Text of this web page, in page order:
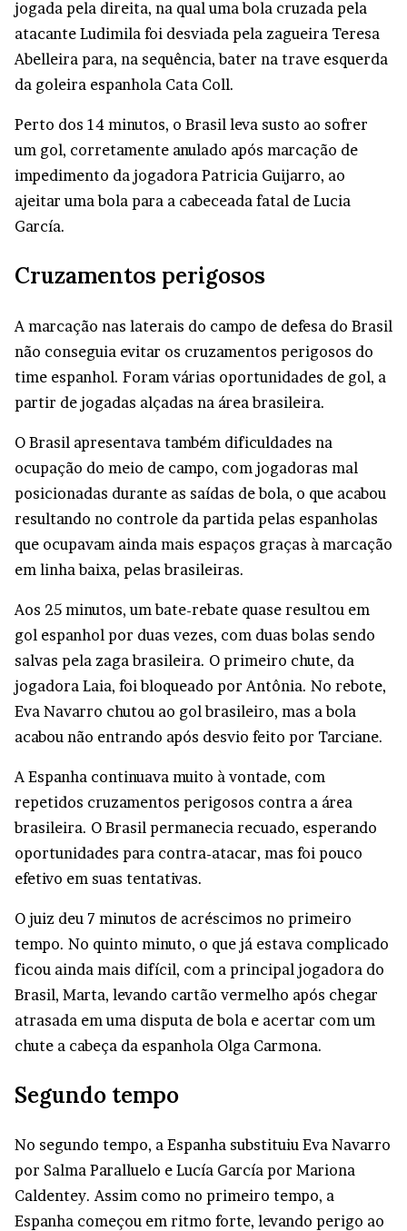
jogada pela direita, na qual uma bola cruzada pela
atacante Ludimila foi desviada pela zagueira Teresa
Abelleira para, na sequência, bater na trave esquerda
da goleira espanhola Cata Coll.
Perto dos 14 minutos, o Brasil leva susto ao sofrer
um gol, corretamente anulado após marcação de
impedimento da jogadora Patricia Guijarro, ao
ajeitar uma bola para a cabeceada fatal de Lucia
García.
Cruzamentos perigosos
A marcação nas laterais do campo de defesa do Brasil
não conseguia evitar os cruzamentos perigosos do
time espanhol. Foram várias oportunidades de gol, a
partir de jogadas alçadas na área brasileira.
O Brasil apresentava também dificuldades na
ocupação do meio de campo, com jogadoras mal
posicionadas durante as saídas de bola, o que acabou
resultando no controle da partida pelas espanholas
que ocupavam ainda mais espaços graças à marcação
em linha baixa, pelas brasileiras.
Aos 25 minutos, um bate-rebate quase resultou em
gol espanhol por duas vezes, com duas bolas sendo
salvas pela zaga brasileira. O primeiro chute, da
jogadora Laia, foi bloqueado por Antônia. No rebote,
Eva Navarro chutou ao gol brasileiro, mas a bola
acabou não entrando após desvio feito por Tarciane.
A Espanha continuava muito à vontade, com
repetidos cruzamentos perigosos contra a área
brasileira. O Brasil permanecia recuado, esperando
oportunidades para contra-atacar, mas foi pouco
efetivo em suas tentativas.
O juiz deu 7 minutos de acréscimos no primeiro
tempo. No quinto minuto, o que já estava complicado
ficou ainda mais difícil, com a principal jogadora do
Brasil, Marta, levando cartão vermelho após chegar
atrasada em uma disputa de bola e acertar com um
chute a cabeça da espanhola Olga Carmona.
Segundo tempo
No segundo tempo, a Espanha substituiu Eva Navarro
por Salma Paralluelo e Lucía García por Mariona
Caldentey. Assim como no primeiro tempo, a
Espanha começou em ritmo forte, levando perigo ao